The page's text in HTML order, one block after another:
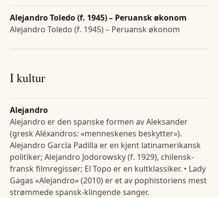
Alejandro Toledo (f. 1945) – Peruansk økonom
Alejandro Toledo (f. 1945) – Peruansk økonom
I kultur
Alejandro
Alejandro er den spanske formen av Aleksander
(gresk Aléxandros: «menneskenes beskytter»).
Alejandro García Padilla er en kjent latinamerikansk
politiker; Alejandro Jodorowsky (f. 1929), chilensk-
fransk filmregissør; El Topo er en kultklassiker. • Lady
Gagas «Alejandro» (2010) er et av pophistoriens mest
strømmede spansk-klingende sanger.